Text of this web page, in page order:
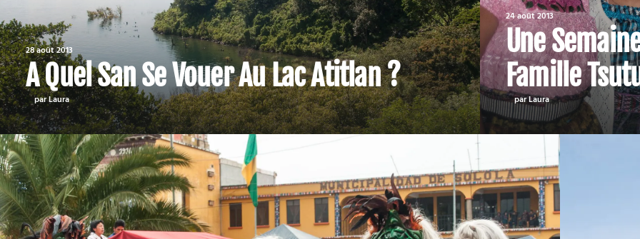
28 août 2013
A Quel San Se Vouer Au Lac Atitlan ?
par Laura
24 août 2013
Une
Famille
par Laura